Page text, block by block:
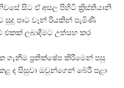
සිට ඒ අසල පිහිටි ක්‍රිස්තියානි
සුදු පාට වෑන් රියකින් පැමිණි
එකක් ලබාදීමට උත්සහ කර
ගැනීම ප්‍රතික්ෂේප කිරීමෙන් පසු
ද සිසුවා ඔවුන්ගෙන් බේරී පළා